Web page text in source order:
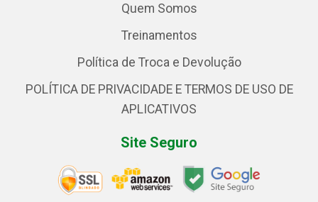
Quem Somos
Treinamentos
Política de Troca e Devolução
POLÍTICA DE PRIVACIDADE E TERMOS DE USO DE
APLICATIVOS
Site Seguro